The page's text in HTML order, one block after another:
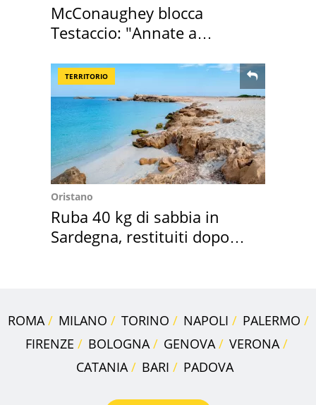
McConaughey blocca
Testaccio: "Annate a
TERRITORIO
Oristano
Ruba 40 kg di sabbia in
Sardegna, restituiti dopo
ROMA MILANO TORINO NAPOLI
PALERMO
FIRENZE
BOLOGNA GENOVA
VERONA
CATANIA
BARI PADOVA